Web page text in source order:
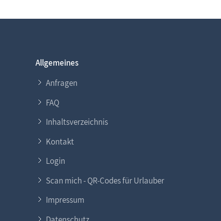
Allgemeines
Anfragen
FAQ
Inhaltsverzeichnis
Kontakt
Login
Scan mich - QR-Codes für Urlauber
Impressum